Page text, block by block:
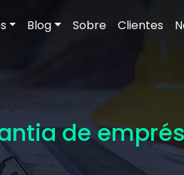
Blog Sobre Clientes
garantia de empréstimo
de